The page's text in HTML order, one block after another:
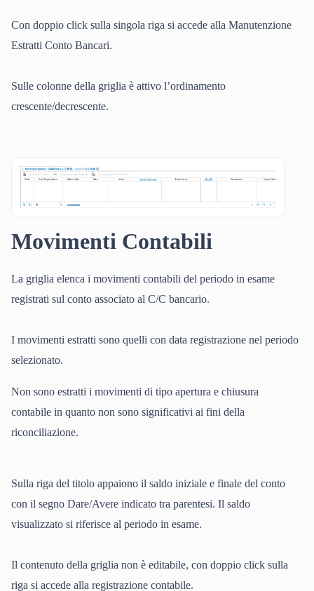
Con doppio click sulla singola riga si accede alla Manutenzione
Estratti Conto Bancari.
Sulle colonne della griglia è attivo l’ordinamento
crescente/decrescente.
Movimenti Contabili
La griglia elenca i movimenti contabili del periodo in esame
registrati sul conto associato al C/C bancario.
I movimenti estratti sono quelli con data registrazione nel periodo
selezionato.
Non sono estratti i movimenti di tipo apertura e chiusura
contabile in quanto non sono significativi ai fini della
riconciliazione.
Sulla riga del titolo appaiono il saldo iniziale e finale del conto
con il segno Dare/Avere indicato tra parentesi. Il saldo
visualizzato si riferisce al periodo in esame.
Il contenuto della griglia non è editabile, con doppio click sulla
riga si accede alla registrazione contabile.